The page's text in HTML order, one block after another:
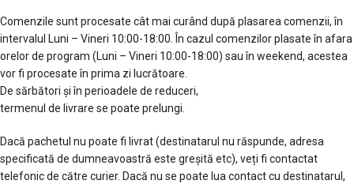
Comenzile sunt procesate cât mai curând după plasarea comenzii, în
intervalul Luni – Vineri 10:00-18:00. În cazul comenzilor plasate în afara
orelor de program (Luni – Vineri 10:00-18:00) sau în weekend, acestea
vor fi procesate în prima zi lucrătoare.
De sărbători și în perioadele de reduceri,
termenul de livrare se poate prelungi.
Dacă pachetul nu poate fi livrat (destinatarul nu răspunde, adresa
specificată de dumneavoastră este greșită etc), veți fi contactat
telefonic de către curier. Dacă nu se poate lua contact cu destinatarul,